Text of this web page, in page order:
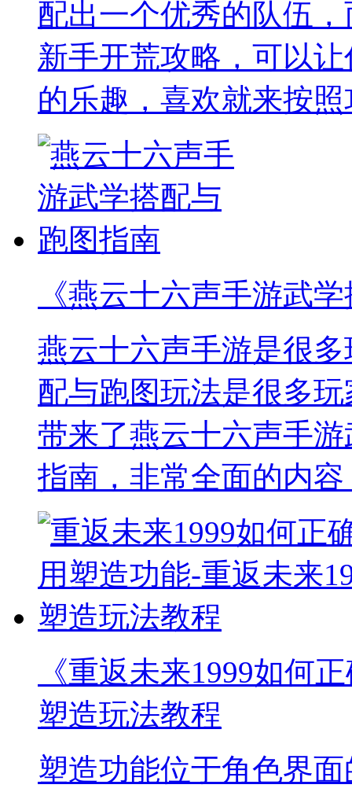
配出一个优秀的队伍
新手开荒攻略，可以
的乐趣，喜欢就来按
《燕云十六声手游武
燕云十六声手游是很
配与跑图玩法是很多
带来了燕云十六声手
指南，非常全面的内
《重返未来1999如何
塑造玩法教程
塑造功能位于角色界